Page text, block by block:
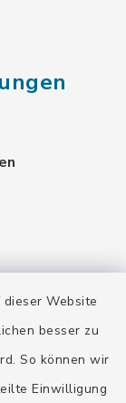
Website
besser zu
So können wir
Einwilligung